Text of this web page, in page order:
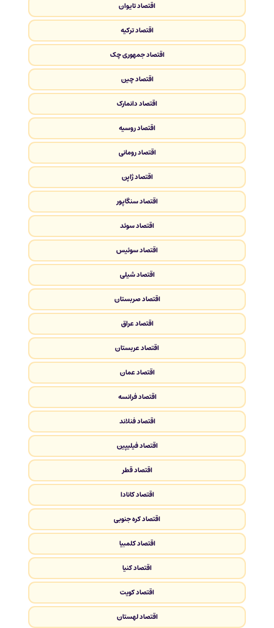
اقتصاد تایوان
اقتصاد ترکیه
اقتصاد جمهوری چک
اقتصاد چین
اقتصاد دانمارک
اقتصاد روسیه
اقتصاد رومانی
اقتصاد ژاپن
اقتصاد سنگاپور
اقتصاد سوئد
اقتصاد سوئیس
اقتصاد شیلی
اقتصاد صربستان
اقتصاد عراق
اقتصاد عربستان
اقتصاد عمان
اقتصاد فرانسه
اقتصاد فنلاند
اقتصاد فیلیپین
اقتصاد قطر
اقتصاد کانادا
اقتصاد کره جنوبی
اقتصاد کلمبیا
اقتصاد کنیا
اقتصاد کویت
اقتصاد لهستان